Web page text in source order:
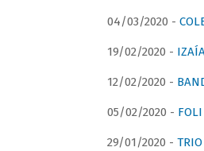
04/03/2020 -
19/02/2020 -
12/02/2020 -
05/02/2020 -
29/01/2020 -